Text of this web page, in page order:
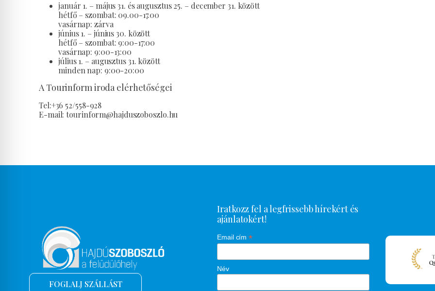
január 1. – május 31. és augusztus 25. – december 31. között
hétfő – szombat: 09.00-17.00
vasárnap: zárva
június 1. – június 30. között
hétfő – szombat: 9:00-17:00
vasárnap: 9:00-13:00
július 1. – augusztus 31. között
minden nap: 9:00-20:00
A Tourinform iroda elérhetőségei
Tel:+36 52/558-928
E-mail: tourinform@hajduszoboszlo.hu
FOGLALJ SZÁLLÁST
Iratkozz fel a legfrissebb hírekért és
ajánlatokért!
Email cím*
Név